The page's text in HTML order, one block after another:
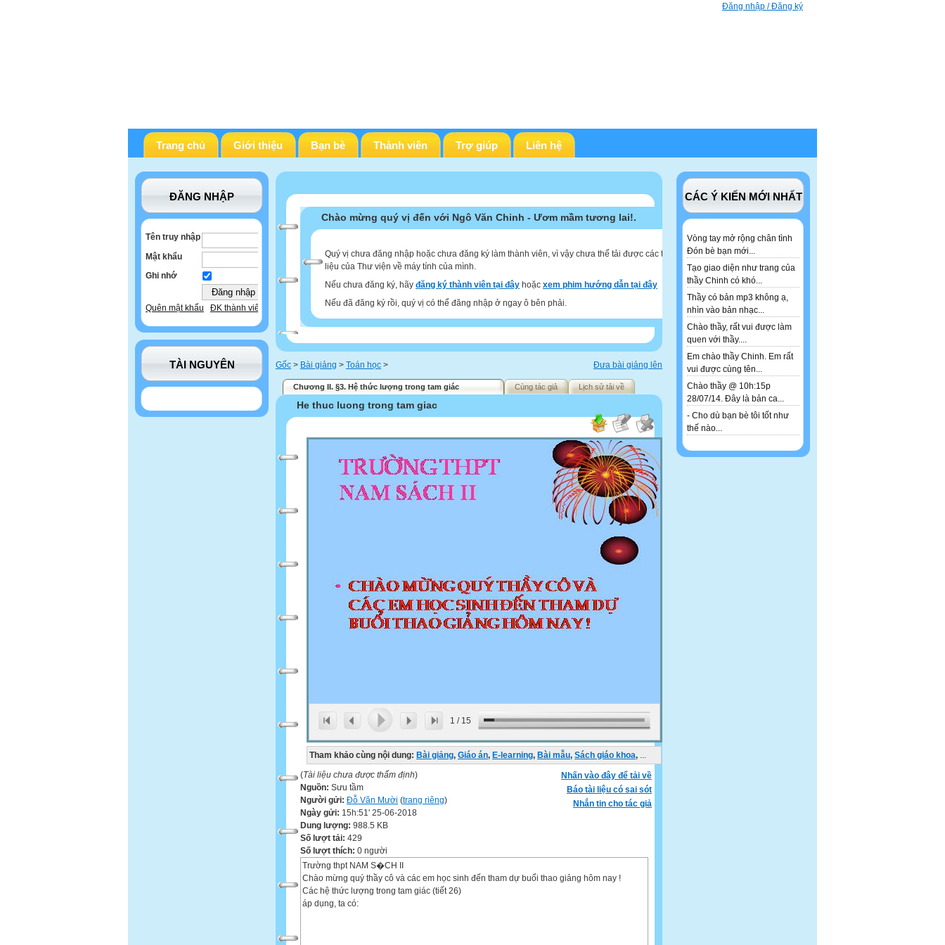
Đăng nhập / Đăng ký
Trang chủ Giới thiệu Bạn bè Thành viên Trợ giúp Liên hệ
ĐĂNG NHẬP
Tên truy nhập
Mật khẩu
Ghi nhớ
Quên mật khẩu ĐK thành viên
TÀI NGUYÊN
CÁC Ý KIẾN MỚI NHẤT
Vòng tay mở rộng chân tình
Đón bè bạn mới...
Tạo giao diện như trang của
thầy Chinh có khó...
Thầy có bản mp3 không ạ,
nhìn vào bản nhạc...
Chào thầy, rất vui được làm
quen với thầy....
Em chào thầy Chinh. Em rất
vui được cùng tên...
Chào thầy @ 10h:15p
28/07/14. Đây là bản ca...
- Cho dù bạn bè tôi tốt như
thế nào...
Chào mừng quý vị đến với Ngô Văn Chinh - Ươm mầm tương lai!.
Quý vị chưa đăng nhập hoặc chưa đăng ký làm thành viên, vì vậy chưa thể tải được các tư
liệu của Thư viện về máy tính của mình.
Nếu chưa đăng ký, hãy đăng ký thành viên tại đây hoặc xem phim hướng dẫn tại đây
Nếu đã đăng ký rồi, quý vị có thể đăng nhập ở ngay ô bên phải.
Đưa bài giảng lên
Gốc > Bài giảng > Toán học >
Chương II. §3. Hệ thức lượng trong tam giác Cùng tác giả Lịch sử tải về
He thuc luong trong tam giac
1 / 15
Tham khảo cùng nội dung: Bài giảng, Giáo án, E-learning, Bài mẫu, Sách giáo khoa, ...
Nhấn vào đây để tải về
Báo tài liệu có sai sót
Nhắn tin cho tác giả
(Tài liệu chưa được thẩm định)
Nguồn: Sưu tầm
Người gửi: Đỗ Văn Mười (trang riêng)
Ngày gửi: 15h:51' 25-06-2018
Dung lượng: 988.5 KB
Số lượt tải: 429
Số lượt thích: 0 người
Trường thpt NAM S�CH II
Chào mừng quý thầy cô và các em học sinh đến tham dự buổi thao giảng hôm nay !
Các hệ thức lượng trong tam giác (tiết 26)
áp dụng, ta có: